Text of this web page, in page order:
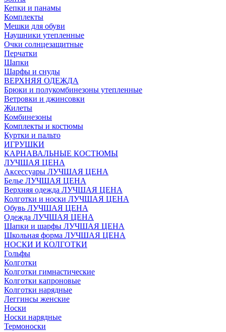
Кепки и панамы
Комплекты
Мешки для обуви
Наушники утепленные
Очки солнцезащитные
Перчатки
Шапки
Шарфы и снуды
ВЕРХНЯЯ ОДЕЖДА
Брюки и полукомбинезоны утепленные
Ветровки и джинсовки
Жилеты
Комбинезоны
Комплекты и костюмы
Куртки и пальто
ИГРУШКИ
КАРНАВАЛЬНЫЕ КОСТЮМЫ
ЛУЧШАЯ ЦЕНА
Аксессуары ЛУЧШАЯ ЦЕНА
Белье ЛУЧШАЯ ЦЕНА
Верхняя одежда ЛУЧШАЯ ЦЕНА
Колготки и носки ЛУЧШАЯ ЦЕНА
Обувь ЛУЧШАЯ ЦЕНА
Одежда ЛУЧШАЯ ЦЕНА
Шапки и шарфы ЛУЧШАЯ ЦЕНА
Школьная форма ЛУЧШАЯ ЦЕНА
НОСКИ И КОЛГОТКИ
Гольфы
Колготки
Колготки гимнастические
Колготки капроновые
Колготки нарядные
Леггинсы женские
Носки
Носки нарядные
Термоноски